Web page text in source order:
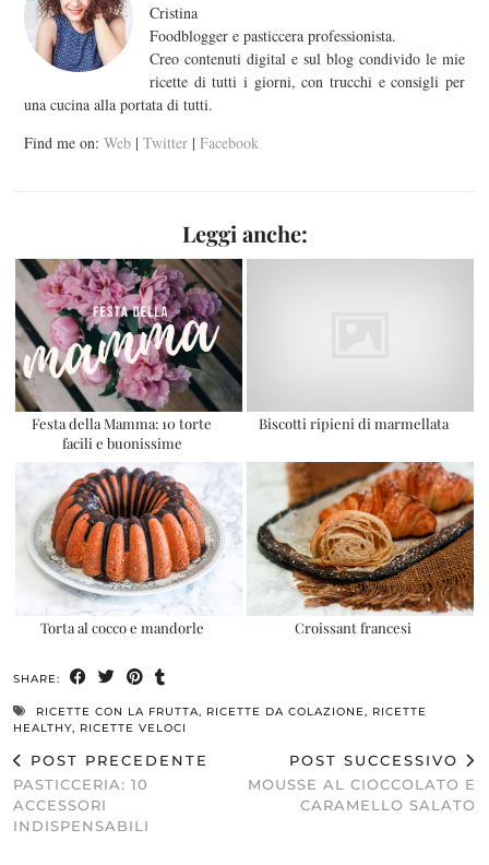
Cristina
Foodblogger e pasticcera professionista.
Creo contenuti digital e sul blog condivido le mie
ricette di tutti i giorni, con trucchi e consigli per
una cucina alla portata di tutti.
Find me on: Web | Twitter | Facebook
Leggi anche:
Festa della Mamma: 10 torte
facili e buonissime
Biscotti ripieni di marmellata
Torta al cocco e mandorle Croissant francesi
SHARE:
RICETTE CON LA FRUTTA, RICETTE DA COLAZIONE, RICETTE
HEALTHY, RICETTE VELOCI
POST PRECEDENTE
PASTICCERIA: 10
ACCESSORI
INDISPENSABILI
POST SUCCESSIVO
MOUSSE AL CIOCCOLATO E
CARAMELLO SALATO